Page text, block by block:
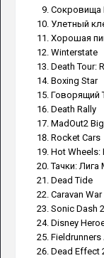
Сокровища
Улетный
Хорошая
Winterstate
Death Tour:
Boxing Star
Говорящий
Death Rally
MadOut2
Rocket Cars
Hot Wheels:
Тачки:
Dead Tide
Caravan War
Sonic Dash
Disney
Fieldrunners
Dead Effect